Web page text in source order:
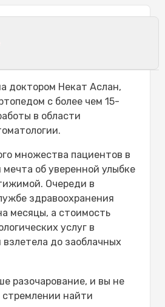
стоматологические
стоматологические
для иностранных
пакеты
упрощают планирование
больше всего подходят
пакеты в
в пакеты услуг
лечения:
процедуры и
доктором Некат Аслан,
с более чем 15-
в области
множества пациентов в
об уверенной улыбке
Очереди в
здравоохранения
месяцы, а стоимость
услуг в
до заоблачных
разочарование, и вы не
найти